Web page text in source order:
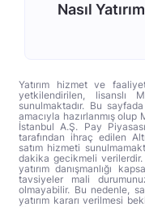
Nasıl
Yatırım hizmet ve
yetkilendirilen, lisanslı
sunulmaktadır. Bu
amacıyla hazırlanmış
İstanbul A.Ş. Pay
tarafından ihraç edilen
satım hizmeti
dakika gecikmeli
yatırım danışmanlığı
tavsiyeler mali
olmayabilir. Bu nedenle,
yatırım kararı verilmesi